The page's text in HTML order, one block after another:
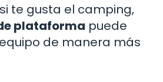
te gusta el camping,
plataforma puede
de manera más